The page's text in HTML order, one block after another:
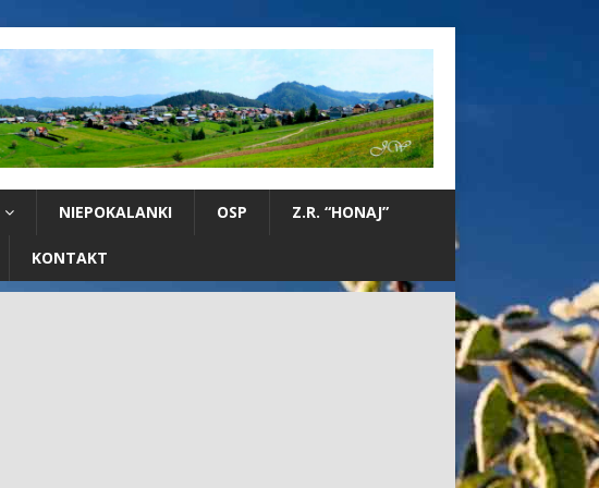
NIEPOKALANKI OSP Z.R. “HONAJ”
KONTAKT